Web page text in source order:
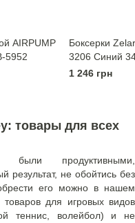
AIRPUMP
5952
Боксерки
3206 Синий
1 246 грн
товары для всех
были продуктивными,
не обойтись без
его можно в нашем
для игровых видов
теннис, волейбол) и не